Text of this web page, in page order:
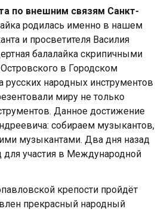
по внешним связям Санкт-
родилась именно в нашем
и просветителя Василия
балалайка скрипичными
в Городском
народных инструментов
миру не только
Данное достижение
собираем музыкантов,
музыкантами. Два дня назад
для участия в Международной
крепости пройдёт
прекрасный народный